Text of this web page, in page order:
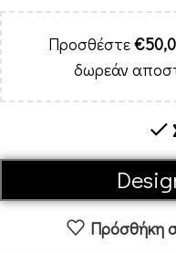
Προσθέστε€
δωρεάν
Πρόσθήκη